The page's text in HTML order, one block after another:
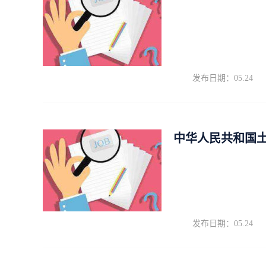
发布日期：05.24
中华人民共和国
发布日期：05.24